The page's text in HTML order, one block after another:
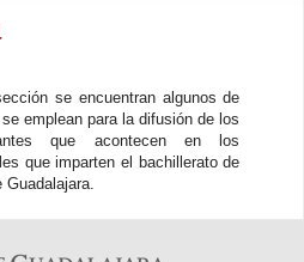
se encuentran algunos de
emplean para la difusión de los
que acontecen en los
que imparten el bachillerato de
Guadalajara.